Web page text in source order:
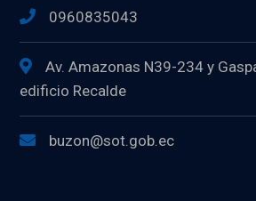
0960835043
Av. Amazonas N39-234 y
edificio Recalde
buzon@sot.gob.ec